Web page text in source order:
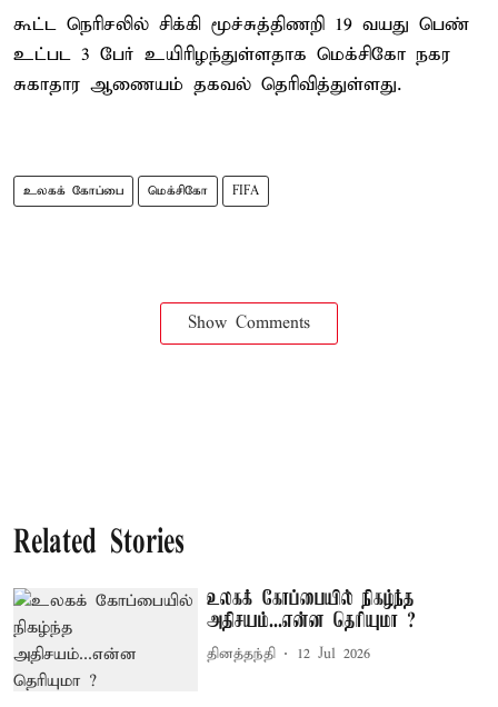
கூட்ட நெரிசலில் சிக்கி மூச்சுத்திணறி 19 வயது பெண்
உட்பட 3 பேர் உயிரிழந்துள்ளதாக மெக்சிகோ நகர
சுகாதார ஆணையம் தகவல் தெரிவித்துள்ளது.
உலகக் கோப்பை மெக்சிகோ FIFA
Show Comments
Related Stories
உலகக் கோப்பையில் நிகழ்ந்த
அதிசயம்...என்ன தெரியுமா ?
தினத்தந்தி 12 Jul 2026